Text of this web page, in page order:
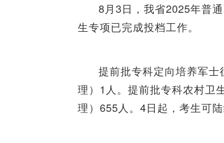
8月3日，我省2025年普
生专项已完成投档工作。
提前批专科定向培养军
理）1人。提前批专科农村卫
理）655人。4日起，考生可陆